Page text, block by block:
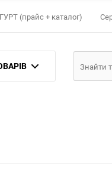
ГУРТ (прайс + каталог)